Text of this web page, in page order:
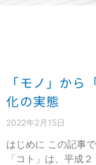
「モノ」から
化の実態
2022年2月15日
はじめに この記事
「コト」は、平成